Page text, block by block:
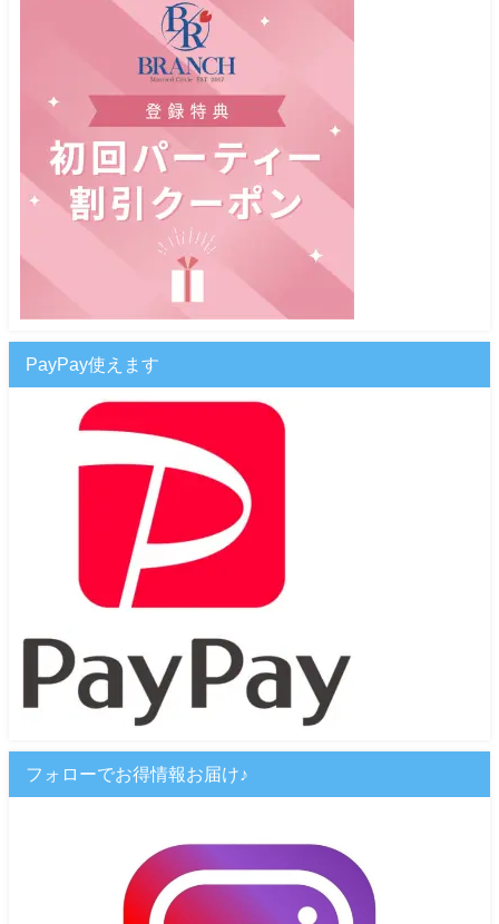
PayPay使えます
フォローでお得情報お届け♪